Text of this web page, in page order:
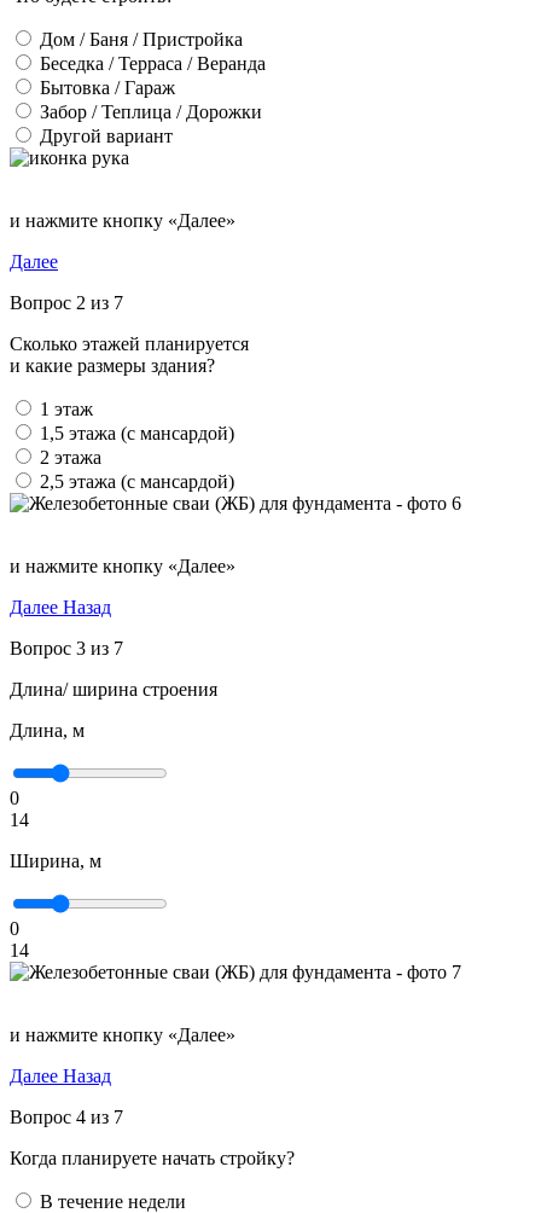
Дом / Баня / Пристройка
Беседка / Терраса / Веранда
Бытовка / Гараж
Забор / Теплица / Дорожки
Другой вариант
и нажмите кнопку «Далее»
Далее
Вопрос 2 из 7
Сколько этажей планируется
и какие размеры здания?
1 этаж
1,5 этажа (с мансардой)
2 этажа
2,5 этажа (с мансардой)
и нажмите кнопку «Далее»
Далее Назад
Вопрос 3 из 7
Длина/ ширина строения
Длина, м
0
14
Ширина, м
0
14
и нажмите кнопку «Далее»
Далее Назад
Вопрос 4 из 7
Когда планируете начать стройку?
В течение недели